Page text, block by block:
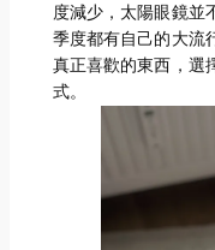
度減少，太陽眼鏡並
季度都有自己的大流
真正喜歡的東西，選
式。